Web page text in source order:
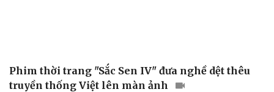
Phim thời trang "Sắc Sen IV" đưa nghề dệt thêu
truyền thống Việt lên màn ảnh